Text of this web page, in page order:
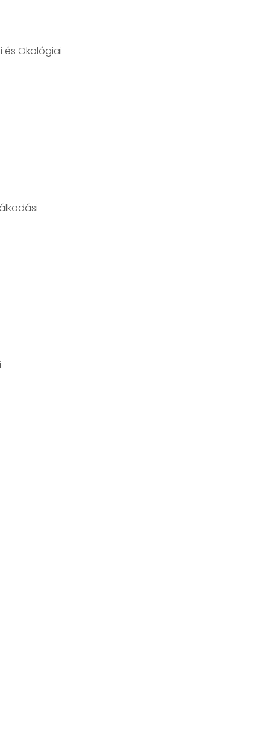
és Ökológiai